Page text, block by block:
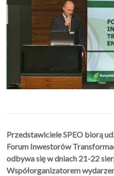
Przedstawiciele SPEO biorą
Forum Inwestorów
odbywa się w dniach 21-22
Współorganizatorem